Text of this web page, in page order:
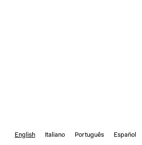
English Italiano Português Español